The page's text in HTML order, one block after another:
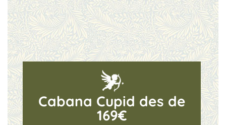
Cabana Cupid des de
169€